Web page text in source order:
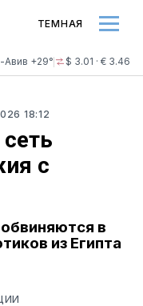
Авив +29° $ 3.01 · € 3.46
ТЕМНАЯ
18:12
с
в
из Египта